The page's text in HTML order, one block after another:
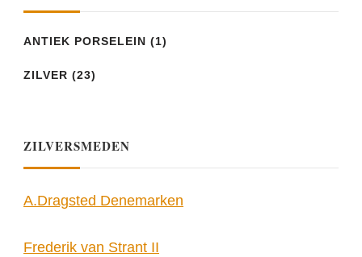
ANTIEK PORSELEIN (1)
ZILVER (23)
ZILVERSMEDEN
A.Dragsted Denemarken
Frederik van Strant II